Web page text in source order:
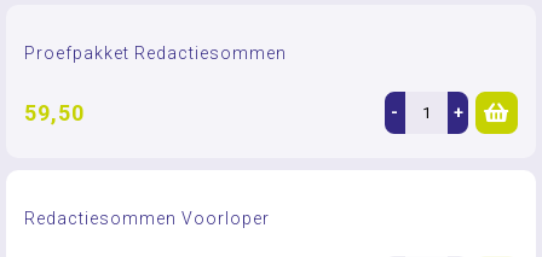
Proefpakket Redactiesommen
59,50 - +
Redactiesommen Voorloper